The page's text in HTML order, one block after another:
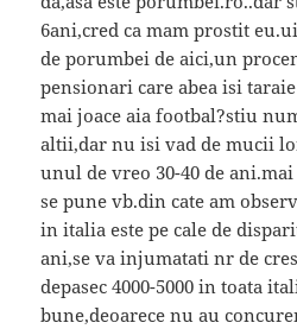
6ani,cred ca mam prostit
de porumbei de aici,un
pensionari care abea isi
mai joace aia footbal?stiu
altii,dar nu isi vad de mucii
unul de vreo 30-40 de
se pune vb.din cate am
in italia este pe cale de
ani,se va injumatati nr de
depasec 4000-5000 in toata
bune,deoarece nu au